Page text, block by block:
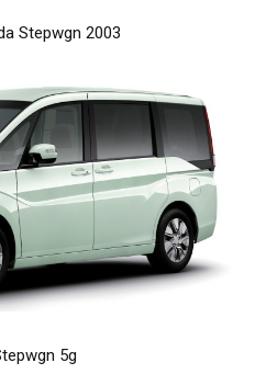
Stepwgn 2003
5g